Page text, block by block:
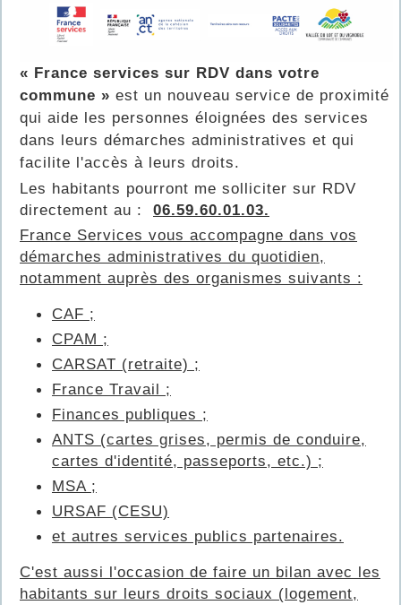
« France services sur RDV dans votre
commune » est un nouveau service de proximité
qui aide les personnes éloignées des services
dans leurs démarches administratives et qui
facilite l'accès à leurs droits.
Les habitants pourront me solliciter sur RDV
directement au : 06.59.60.01.03.
France Services vous accompagne dans vos
démarches administratives du quotidien,
notamment auprès des organismes suivants :
CAF ;
CPAM ;
CARSAT (retraite) ;
France Travail ;
Finances publiques ;
ANTS (cartes grises, permis de conduire,
cartes d'identité, passeports, etc.) ;
MSA ;
URSAF (CESU)
et autres services publics partenaires.
C'est aussi l'occasion de faire un bilan avec les
habitants sur leurs droits sociaux (logement,